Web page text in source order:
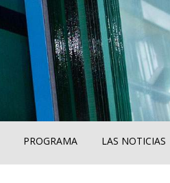
PROGRAMA LAS NOTICIAS